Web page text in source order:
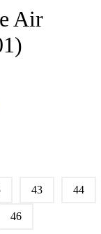
Air
43 44
46